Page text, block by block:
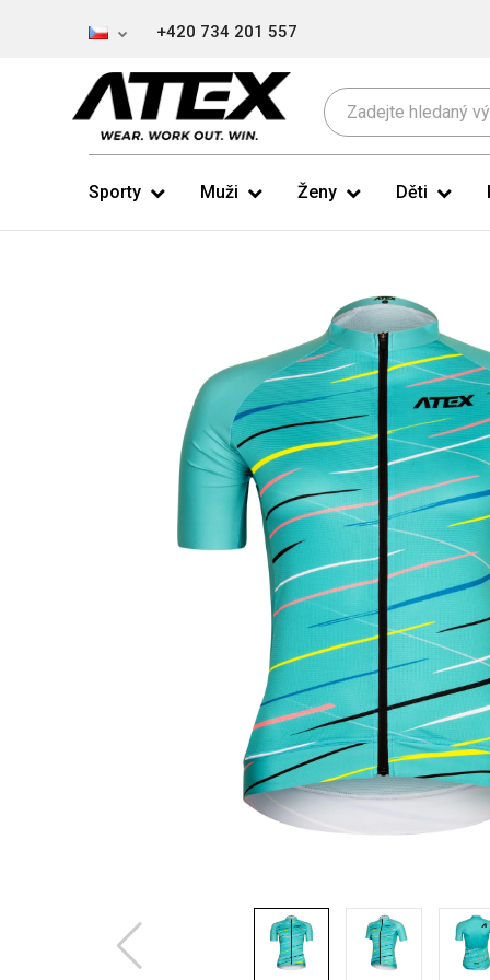
+420 734 201 557
Sporty Muži Ženy Děti